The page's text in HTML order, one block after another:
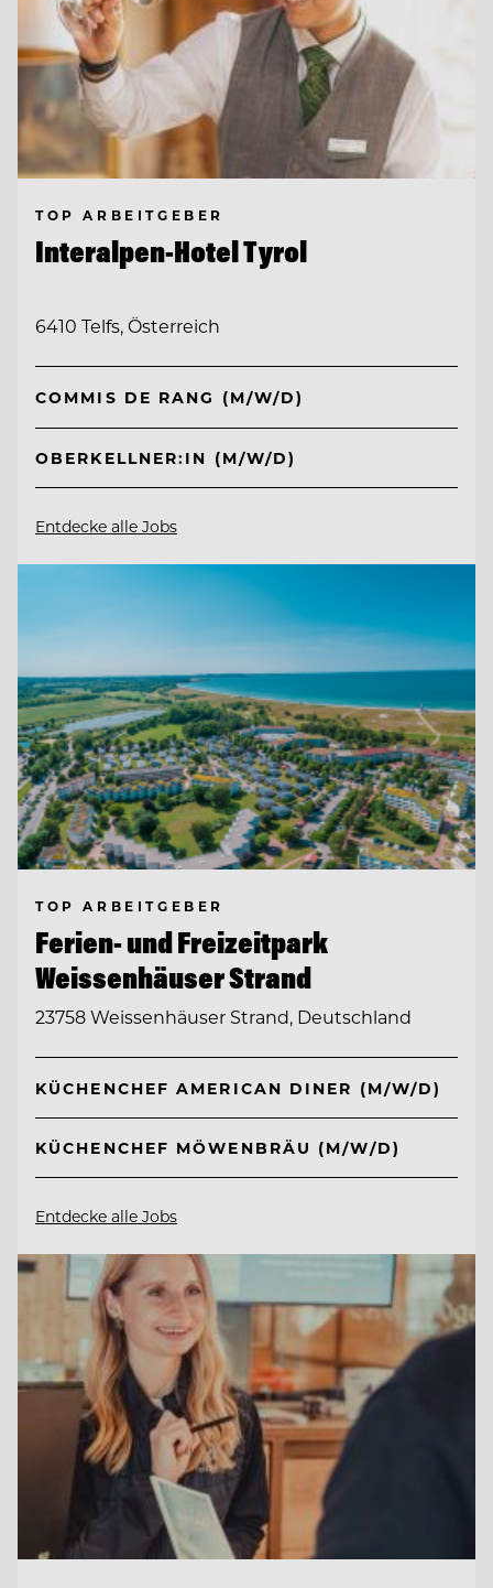
TOP ARBEITGEBER
Interalpen-Hotel Tyrol
6410 Telfs, Österreich
COMMIS DE RANG (M/W/D)
OBERKELLNER:IN (M/W/D)
Entdecke alle Jobs
TOP ARBEITGEBER
Ferien- und Freizeitpark
Weissenhäuser Strand
23758 Weissenhäuser Strand, Deutschland
KÜCHENCHEF AMERICAN DINER (M/W/D)
KÜCHENCHEF MÖWENBRÄU (M/W/D)
Entdecke alle Jobs